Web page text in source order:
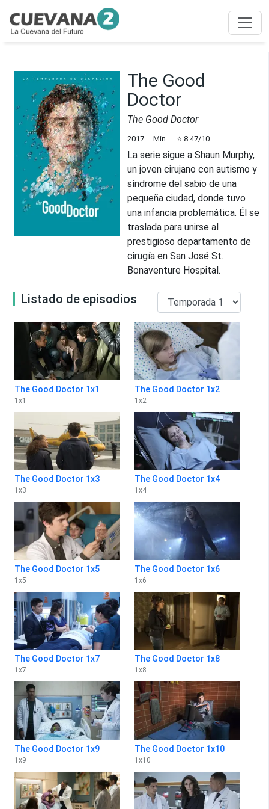
The Good
Doctor
The Good Doctor
2017 Min. ⭐ 8.47/10
La serie sigue a Shaun Murphy,
un joven cirujano con autismo y
síndrome del sabio de una
pequeña ciudad, donde tuvo
una infancia problemática. Él se
traslada para unirse al
prestigioso departamento de
cirugía en San José St.
Bonaventure Hospital.
Listado de episodios
The Good Doctor 1x1
1 x1
The Good Doctor 1x2
1 x2
The Good Doctor 1x3
1 x3
The Good Doctor 1x4
1 x4
The Good Doctor 1x5
1 x5
The Good Doctor 1x6
1 x6
The Good Doctor 1x7
1 x7
The Good Doctor 1x8
1 x8
The Good Doctor 1x9
1 x9
The Good Doctor 1x10
1 x10